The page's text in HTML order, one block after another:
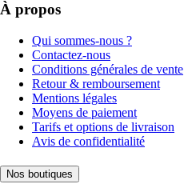
À propos
Qui sommes-nous ?
Contactez-nous
Conditions générales de vente
Retour & remboursement
Mentions légales
Moyens de paiement
Tarifs et options de livraison
Avis de confidentialité
Nos boutiques